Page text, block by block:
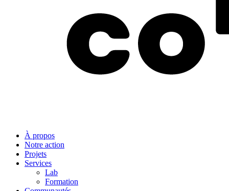
À propos
Notre action
Projets
Services
Lab
Formation